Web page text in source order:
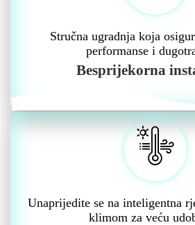
Stručna ugradnja koja
performanse i
Besprijekorna
Unaprijedite se na inteligentna
klimom za veću